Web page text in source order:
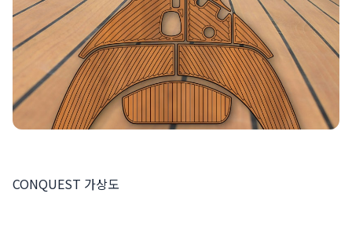
CONQUEST 가상도